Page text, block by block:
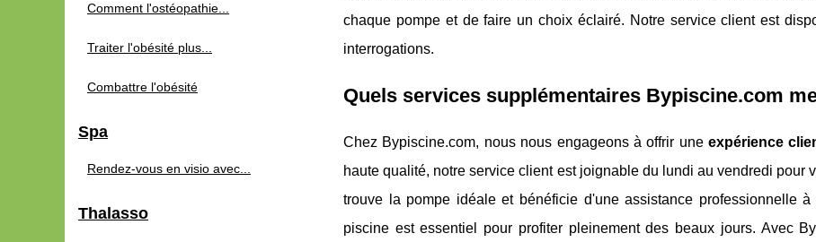
chaque pompe et de faire un choix éclairé. Notre service client est
interrogations.
Quels services supplémentaires Bypiscine.com
Chez Bypiscine.com, nous nous engageons à offrir une expérience
haute qualité, notre service client est joignable du lundi au vendredi pour
trouve la pompe idéale et bénéficie d'une assistance professionnelle
piscine est essentiel pour profiter pleinement des beaux jours. Avec
Comment l'ostéopathie...
Traiter l'obésité plus...
Combattre l'obésité
Spa
Rendez-vous en visio avec...
Thalasso